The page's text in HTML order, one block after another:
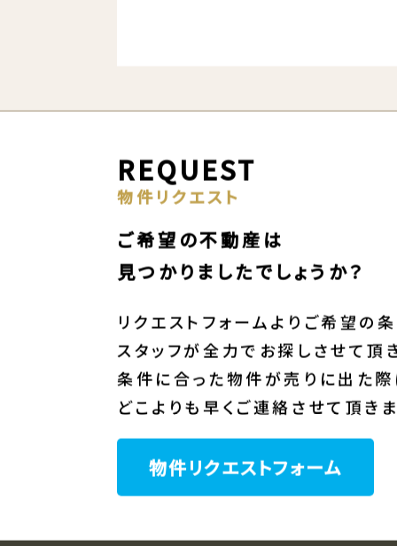
物件リクエスト
ご希望の不動産は
見つかりましたでしょうか？
リクエストフォームよりご希望の
スタッフが全力でお探しさせて頂
どこよりも早くご連絡させて頂き